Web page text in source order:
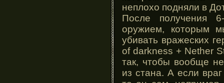
неплохо подняли в
После получения
оружием, которым
убивать вражеских
of darkness + Nether
так, чтобы вообще
из стана. А если